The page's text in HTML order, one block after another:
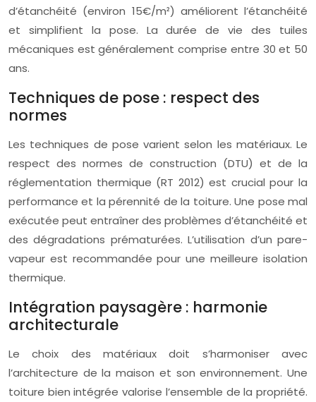
d’étanchéité (environ 15€/m²) améliorent l’étanchéité
et simplifient la pose. La durée de vie des tuiles
mécaniques est généralement comprise entre 30 et 50
ans.
Techniques de pose : respect des
normes
Les techniques de pose varient selon les matériaux. Le
respect des normes de construction (DTU) et de la
réglementation thermique (RT 2012) est crucial pour la
performance et la pérennité de la toiture. Une pose mal
exécutée peut entraîner des problèmes d’étanchéité et
des dégradations prématurées. L’utilisation d’un pare-
vapeur est recommandée pour une meilleure isolation
thermique.
Intégration paysagère : harmonie
architecturale
Le choix des matériaux doit s’harmoniser avec
l’architecture de la maison et son environnement. Une
toiture bien intégrée valorise l’ensemble de la propriété.